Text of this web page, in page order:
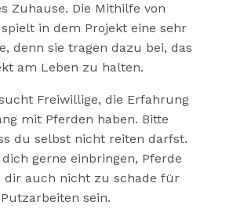
Zuhause. Die Mithilfe von
in dem Projekt eine sehr
denn sie tragen dazu bei, das
am Leben zu halten.
Freiwillige, die Erfahrung
mit Pferden haben. Bitte
du selbst nicht reiten darfst.
gerne einbringen, Pferde
dir auch nicht zu schade für
Putzarbeiten sein.